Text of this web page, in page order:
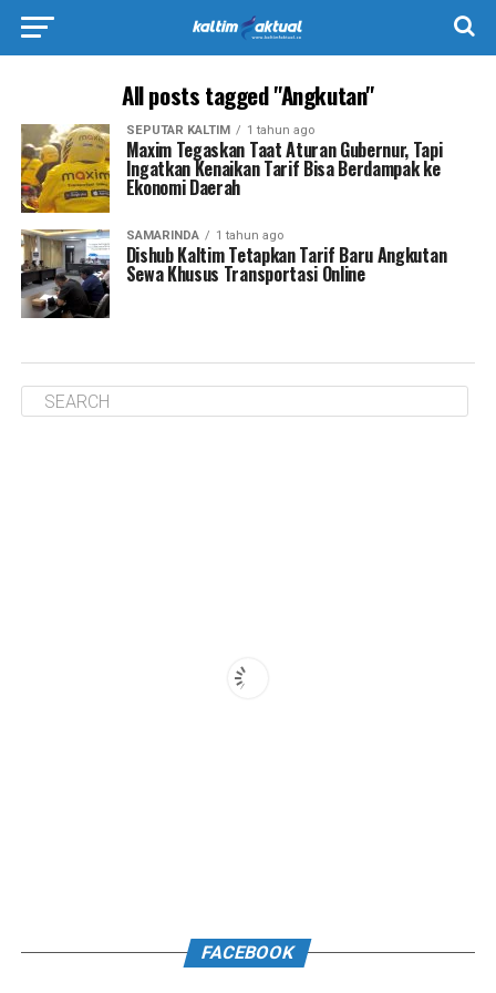
All posts tagged "Angkutan"
SEPUTAR KALTIM 1 tahun ago
Maxim Tegaskan Taat Aturan Gubernur, Tapi
Ingatkan Kenaikan Tarif Bisa Berdampak ke
Ekonomi Daerah
SAMARINDA 1 tahun ago
Dishub Kaltim Tetapkan Tarif Baru Angkutan
Sewa Khusus Transportasi Online
FACEBOOK